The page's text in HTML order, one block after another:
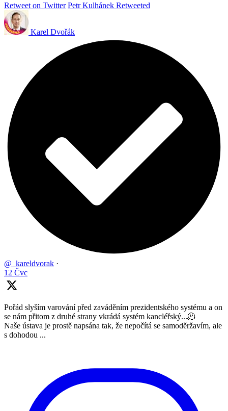
Retweet on Twitter Petr Kulhánek Retweeted
Karel Dvořák
@_kareldvorak ·
12 Čvc
Pořád slyším varování před zaváděním prezidentského systému a on
se nám přitom z druhé strany vkrádá systém kancléřský...🫠
Naše ústava je prostě napsána tak, že nepočítá se samoděržavím, ale
s dohodou ...